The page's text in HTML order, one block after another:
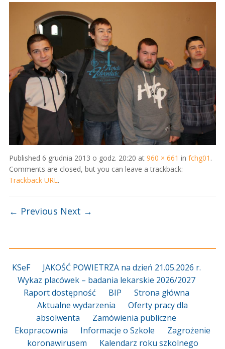
Published 6 grudnia 2013 o godz. 20:20 at 960 × 661 in fchg01 .
Comments are closed, but you can leave a trackback:
Trackback URL .
← Previous Next →
KSeF
JAKOŚĆ POWIETRZA na dzień 21.05.2026 r.
Wykaz placówek – badania lekarskie 2026/2027
Raport dostępność
BIP
Strona główna
Aktualne wydarzenia
Oferty pracy dla
absolwenta
Zamówienia publiczne
Ekopracownia
Informacje o Szkole
Zagrożenie
koronawirusem
Kalendarz roku szkolnego